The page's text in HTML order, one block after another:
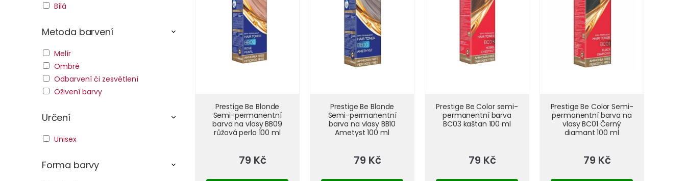
Prestige Be Blonde
Semi-permanentní
barva na vlasy BB09
růžová perla 100 ml
79 Kč
Prestige Be Blonde
Semi-permanentní
barva na vlasy BB10
Ametyst 100 ml
79 Kč
Prestige Be Color semi-
permanentní barva
BC03 kaštan 100 ml
79 Kč
Prestige Be Color Semi-
permanentní barva na
vlasy BC01 Černý
diamant 100 ml
79 Kč
Bílá
Metoda barvení
Melír
Ombré
Odbarvení či zesvětlení
Oživení barvy
Určení
Unisex
Forma barvy